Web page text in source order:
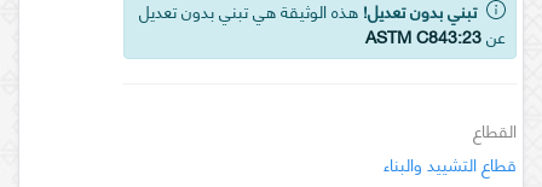
تبني بدون تعديل! هذه الوثيقة هي تبني بدون تعديل
عنASTM C843:23
القطاع
قطاع التشييد والبناء